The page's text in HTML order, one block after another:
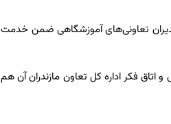
به مدت ۱۰ سال مدرس دوره‌های آموزش مدیران تعاونی‌های آموزشگاهی ضمن خدمت
فکر اداره کل تعاون مازندران آن هم